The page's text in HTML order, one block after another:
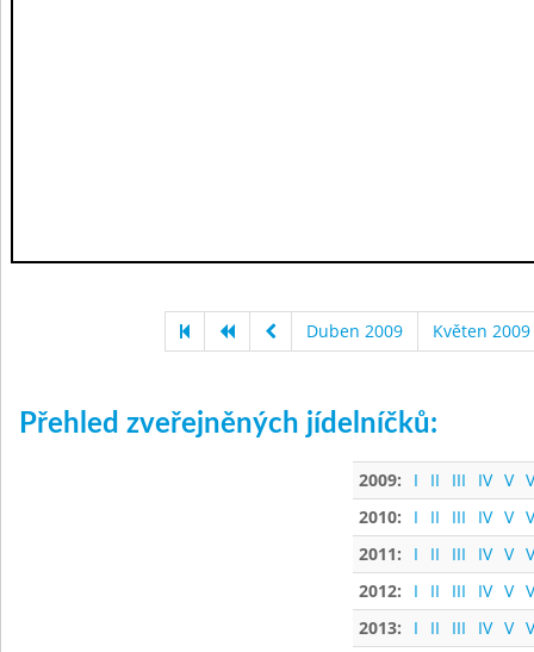
Duben 2009 Květen 2009
Přehled zveřejněných jídelníčků:
2009: I II III IV V
2010:
I II III IV V
2011:
I II III IV V
2012:
I II III IV V
2013:
I II III IV V